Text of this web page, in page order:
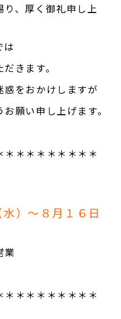
、厚く御礼申し上
は
きます。
をおかけしますが
願い申し上げます。
＊＊＊＊＊＊＊＊
）～８月１６日
業
＊＊＊＊＊＊＊＊